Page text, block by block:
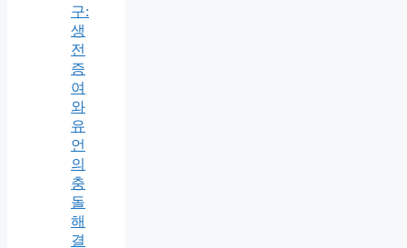
구:
생
전
증
여
와
유
언
의
충
돌
해
결